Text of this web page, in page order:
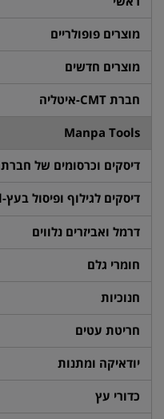
מוצרים פופולריים
מוצרים חדשים
חברת CMT-איטליה
Manpa Tools
דיסקים וכרסומים של חברת SABURR-מארה"ב
דיסקים לגילוף ופיסול בעץ-Kutzall
דרמל ואביזרים נלווים
חומרי גלם
חנוכיות
חריטת עטים
יודאיקה ומתנות
כדורי עץ